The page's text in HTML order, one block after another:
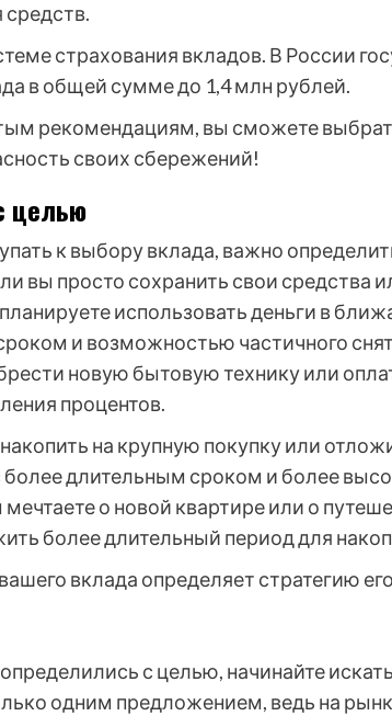
средств.
страхования вкладов. В России
в общей сумме до 1,4 млн рублей.
рекомендациям, вы сможете
своих сбережений!
целью
к выбору вклада, важно
ли вы просто сохранить свои
использовать деньги в
и возможностью частичного
новую бытовую технику или
процентов.
на крупную покупку или
более длительным сроком и более
о новой квартире или о
более длительный период для
вклада определяет стратегию
с целью, начинайте
одним предложением, ведь на